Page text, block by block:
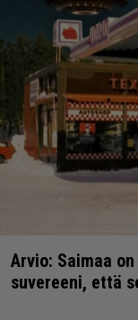
Arvio: Saimaa
suvereeni, että